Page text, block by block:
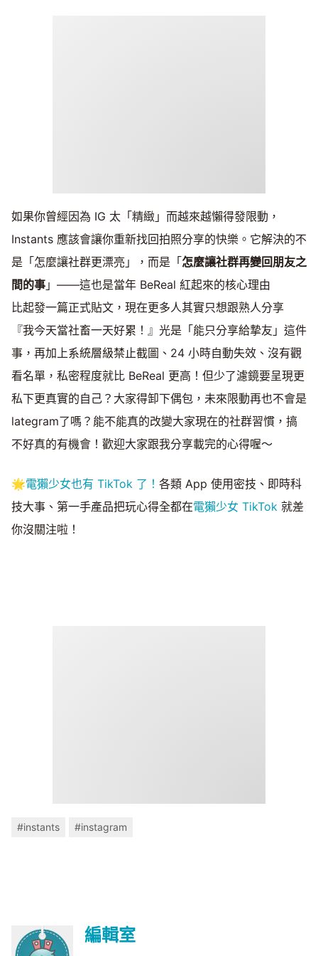
如果你曾經因為 IG 太「精緻」而越來越懶得發限動，
Instants 應該會讓你重新找回拍照分享的快樂。它解決的不
是「怎麼讓社群更漂亮」，而是「怎麼讓社群再變回朋友之
間的事 」——這也是當年 BeReal 紅起來的核心理由
比起發一篇正式貼文，現在更多人其實只想跟熟人分享
『我今天當社畜一天好累！』光是「能只分享給摯友」這件
事，再加上系統層級禁止截圖、24 小時自動失效、沒有觀
看名單，私密程度就比 BeReal 更高！但少了濾鏡要呈現更
私下更真實的自己？大家得卸下偶包，未來限動再也不會是
lategram了嗎？能不能真的改變大家現在的社群習慣，搞
不好真的有機會！歡迎大家跟我分享載完的心得喔～
🌟電獺少女也有 TikTok 了！ 各類 App 使用密技、即時科
技大事、第一手產品把玩心得全都在電獺少女 TikTok 就差
你沒關注啦！
#instants #instagram
編輯室